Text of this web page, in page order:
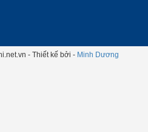
- Thiết kế bởi - Minh Dương